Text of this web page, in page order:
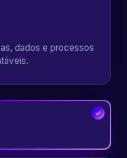
dados e processos